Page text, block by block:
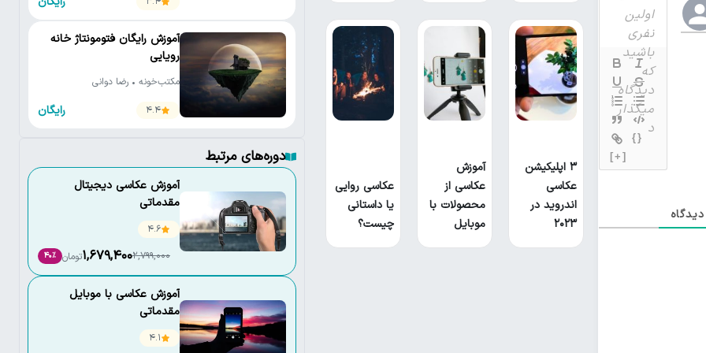
{}
[+]
دیدگاه
۳ اپلیکیشن
عکاسی
اندروید در
۲۰۲۳
آموزش
عکاسی از
محصولات با
موبایل
عکاسی روایی
یا داستانی
چیست؟
آموزش رایگان فتومونتاژ خانه
رویایی
مکتب‌خونه • رضا دوانی
4.4
رایگان
دوره‌های مرتبط
آموزش عکاسی دیجیتال
مقدماتی
4.6
2,799,000
1,679,400تومان 40٪
آموزش عکاسی با موبایل
مقدماتی
4.1